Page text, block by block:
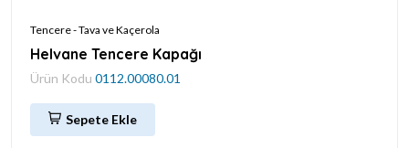
Tencere - Tava ve Kaçerola
Helvane Tencere Kapağı
Ürün Kodu 0112.00080.01
Sepete Ekle